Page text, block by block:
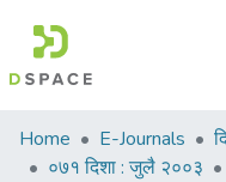
Communities
&
Home E-Journals
०७१ दिशा : जुलै २००३